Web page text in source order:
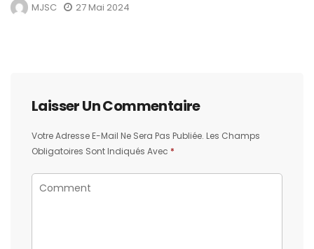
MJSC 27 Mai 2024
Laisser Un Commentaire
Votre Adresse E-Mail Ne Sera Pas Publiée. Les Champs
Obligatoires Sont Indiqués Avec *